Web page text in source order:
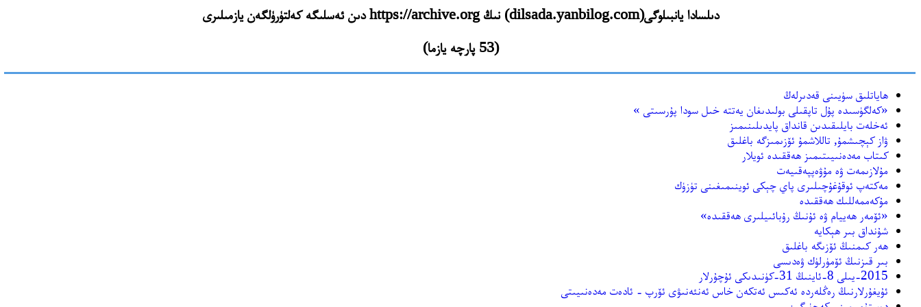
دىلسادا يانبىلوگى(dilsada.yanbilog.com) نىڭ https://archive.org دىن ئەسلىگە كەلتۈرۈلگەن يازمىلىرى
(53 پارچە يازما)
ھاياتلىق سۈيىنى قەدىرلەڭ
«كەلگۈسىدە پۇل تاپقىلى بولىدىغان يەتتە خىل سودا پۇرسىتى »
ئەخلەت بايلىقىدىن قانداق پايدىلىنىمىز
ۋاز كېچىشمۇ, تاللاشمۇ ئۆزىمىزگە باغلىق
كىتاب مەدەنىيىتىمىز ھەققىدە ئويلار
مۇلازىمەت ۋە مۇۋەپپەقىيەت
مەكتەپ ئوقۇغۇچىلىرى پاي چېكى ئوينىمىغىنى تۈزۈك
مۇكەممەللىك ھەققىدە
«ئۆمەر ھەييام ۋە ئۇنىڭ رۇبائىيلىرى ھەققىدە»
شۇنداق بىر ھېكايە
ھەر كىمنىڭ ئۆزىگە باغلىق
بىر قىزنىڭ ئۆمۈرلۈك ۋەدىسى
2015-يىلى 8-ئاينىڭ 31-كۈنىدىكى ئۇچۇرلار
ئۇيغۇرلارنىڭ رەڭلەردە ئەكىس ئەتكەن خاس ئەنئەنىۋى ئۆرپ - ئادەت مەدەنىيىتى